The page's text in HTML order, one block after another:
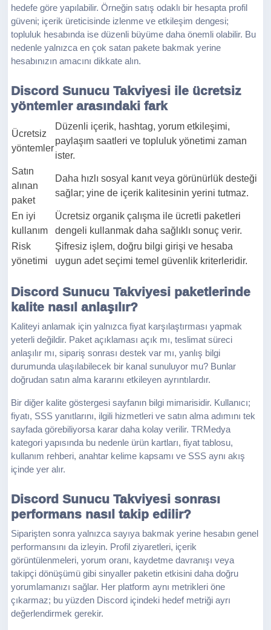
hedefe göre yapılabilir. Örneğin satış odaklı bir hesapta profil
güveni; içerik üreticisinde izlenme ve etkileşim dengesi;
topluluk hesabında ise düzenli büyüme daha önemli olabilir. Bu
nedenle yalnızca en çok satan pakete bakmak yerine
hesabınızın amacını dikkate alın.
Discord Sunucu Takviyesi ile ücretsiz
yöntemler arasındaki fark
Ücretsiz
yöntemler
Düzenli içerik, hashtag, yorum etkileşimi,
paylaşım saatleri ve topluluk yönetimi zaman
ister.
Satın
alınan
paket
Daha hızlı sosyal kanıt veya görünürlük desteği
sağlar; yine de içerik kalitesinin yerini tutmaz.
En iyi
kullanım
Ücretsiz organik çalışma ile ücretli paketleri
dengeli kullanmak daha sağlıklı sonuç verir.
Risk
yönetimi
Şifresiz işlem, doğru bilgi girişi ve hesaba
uygun adet seçimi temel güvenlik kriterleridir.
Discord Sunucu Takviyesi paketlerinde
kalite nasıl anlaşılır?
Kaliteyi anlamak için yalnızca fiyat karşılaştırması yapmak
yeterli değildir. Paket açıklaması açık mı, teslimat süreci
anlaşılır mı, sipariş sonrası destek var mı, yanlış bilgi
durumunda ulaşılabilecek bir kanal sunuluyor mu? Bunlar
doğrudan satın alma kararını etkileyen ayrıntılardır.
Bir diğer kalite göstergesi sayfanın bilgi mimarisidir. Kullanıcı;
fiyatı, SSS yanıtlarını, ilgili hizmetleri ve satın alma adımını tek
sayfada görebiliyorsa karar daha kolay verilir. TRMedya
kategori yapısında bu nedenle ürün kartları, fiyat tablosu,
kullanım rehberi, anahtar kelime kapsamı ve SSS aynı akış
içinde yer alır.
Discord Sunucu Takviyesi sonrası
performans nasıl takip edilir?
Siparişten sonra yalnızca sayıya bakmak yerine hesabın genel
performansını da izleyin. Profil ziyaretleri, içerik
görüntülenmeleri, yorum oranı, kaydetme davranışı veya
takipçi dönüşümü gibi sinyaller paketin etkisini daha doğru
yorumlamanızı sağlar. Her platform aynı metrikleri öne
çıkarmaz; bu yüzden Discord içindeki hedef metriği ayrı
değerlendirmek gerekir.